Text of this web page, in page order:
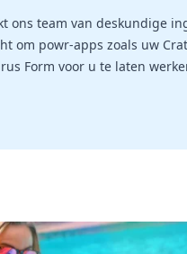
ons team van deskundige
om powr-apps zoals uw
Form voor u te laten